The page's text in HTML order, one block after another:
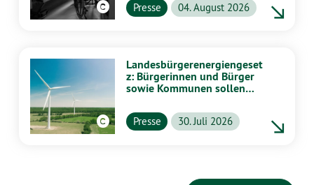
Presse 04. August 2026
Landesbürgerenergiengeset
z: Bürgerinnen und Bürger
sowie Kommunen sollen
profitieren
Presse 30. Juli 2026